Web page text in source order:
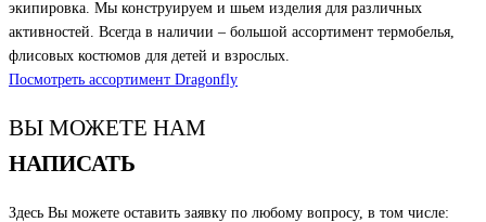
экипировка. Мы конструируем и шьем изделия для различных
активностей. Всегда в наличии – большой ассортимент термобелья,
флисовых костюмов для детей и взрослых.
Посмотреть ассортимент Dragonfly
ВЫ МОЖЕТЕ НАМ
НАПИСАТЬ
Здесь Вы можете оставить заявку по любому вопросу, в том числе: